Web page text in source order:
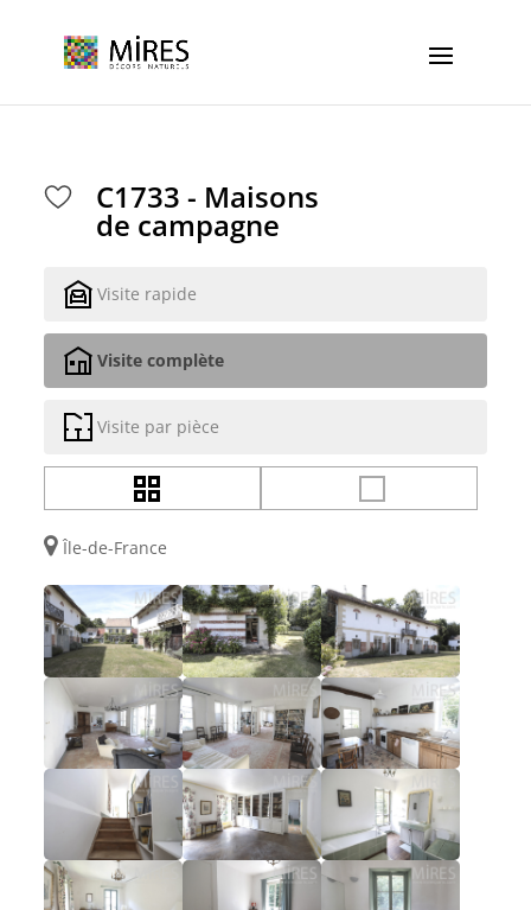
C1733 - Maisons
de campagne
Visite rapide
Visite complète
Visite par pièce
Île-de-France